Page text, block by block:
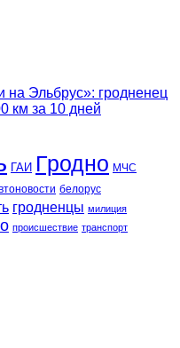
Эльбрус»: гродненец
км за 10 дней
ГАИ Гродно МЧС
белорус
гродненцы милиция
происшествие транспорт